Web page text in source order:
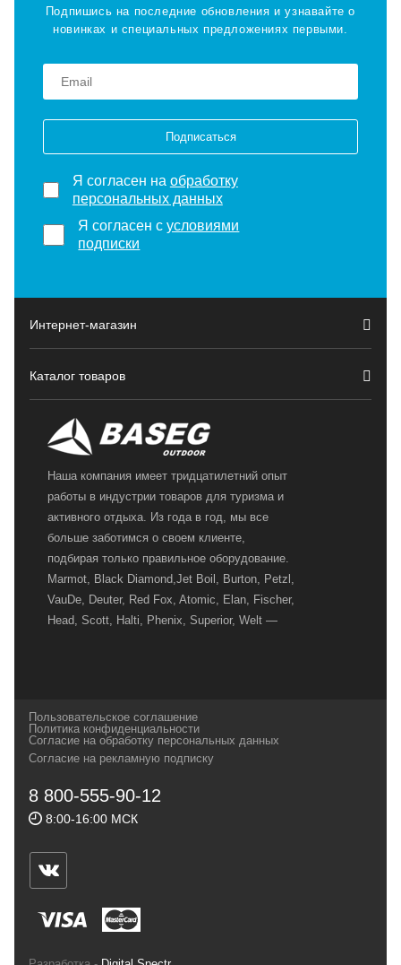
Подпишись на последние обновления и узнавайте о
новинках и специальных предложениях первыми.
Подписаться
Я согласен на обработку
персональных данных
Я согласен сусловиями
подписки
Интернет-магазин
Каталог товаров
Наша компания имеет тридцатилетний опыт
работы в индустрии товаров для туризма и
активного отдыха. Из года в год, мы все
больше заботимся о своем клиенте,
подбирая только правильное оборудование.
Marmot, Black Diamond,Jet Boil, Burton, Petzl,
VauDe, Deuter, Red Fox, Atomic, Elan, Fischer,
Head, Scott, Halti, Phenix, Superior, Welt —
и взыскательных путешественников,
спортсменов и отдыхающих.
Геннадьевич
ИНН 590300057023 ОГРН 304590319000121
ул.Советская, 25, магазин Басег.
Тел./факс (342) 2101242
Пользовательское соглашение
Политика конфиденциальности
Согласие на обработку персональных данных
Согласие на рекламную подписку
8 800-555-90-12
8:00-16:00 МСК